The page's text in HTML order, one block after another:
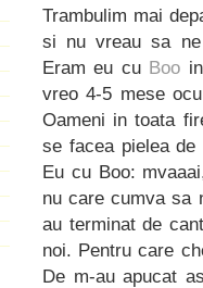
Trambulim mai
si nu vreau sa
Eram eu cu Boo
vreo 4-5 mese
Oameni in toata
se facea pielea
Eu cu Boo:
nu care cumva sa
au terminat de
noi. Pentru care
De m-au apucat